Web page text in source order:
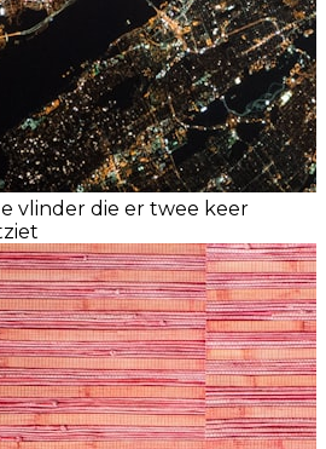
vlinder die er twee keer